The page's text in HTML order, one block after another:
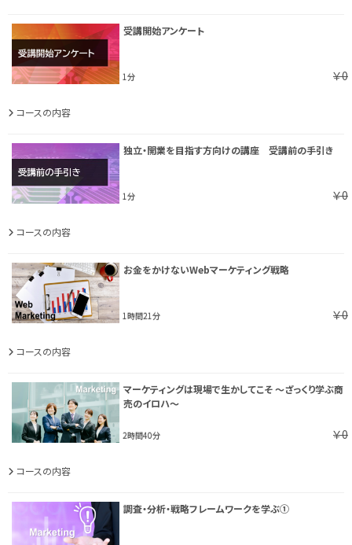
受講開始アンケート
1分 ￥0
コースの内容
独立・開業を目指す方向けの講座 受講前の手引き
1分 ￥0
コースの内容
お金をかけないWebマーケティング戦略
1時間21分 ￥0
コースの内容
マーケティングは現場で生かしてこそ ～ざっくり学ぶ商
売のイロハ～
2時間40分 ￥0
コースの内容
調査・分析・戦略フレームワークを学ぶ①